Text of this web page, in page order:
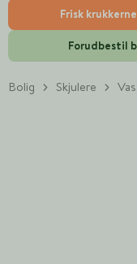
Frisk
Forudbestil
Bolig Skjulere